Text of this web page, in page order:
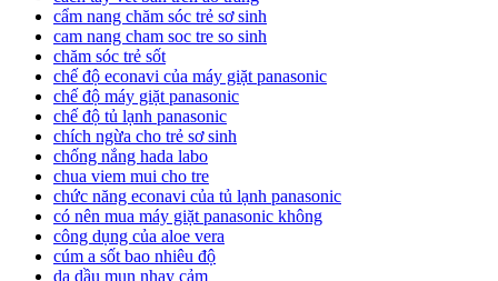
cẩm nang chăm sóc trẻ sơ sinh
cam nang cham soc tre so sinh
chăm sóc trẻ sốt
chế độ econavi của máy giặt panasonic
chế độ máy giặt panasonic
chế độ tủ lạnh panasonic
chích ngừa cho trẻ sơ sinh
chống nắng hada labo
chua viem mui cho tre
chức năng econavi của tủ lạnh panasonic
có nên mua máy giặt panasonic không
công dụng của aloe vera
cúm a sốt bao nhiêu độ
da dầu mụn nhạy cảm